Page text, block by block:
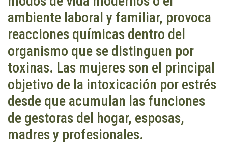
ambiente laboral y familiar, provoca
reacciones químicas dentro del
organismo que se distinguen por
toxinas. Las mujeres son el principal
objetivo de la intoxicación por estrés
desde que acumulan las funciones
de gestoras del hogar, esposas,
madres y profesionales.